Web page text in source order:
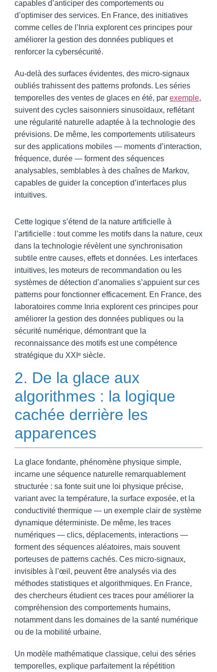
capables d’anticiper des comportements ou
d’optimiser des services. En France, des initiatives
comme celles de l’Inria explorent ces principes pour
améliorer la gestion des données publiques et
renforcer la cybersécurité.
Au-delà des surfaces évidentes, des micro-signaux
oubliés trahissent des patterns profonds. Les séries
temporelles des ventes de glaces en été, par exemple,
suivent des cycles saisonniers sinusoïdaux, reflétant
une régularité naturelle adaptée à la technologie des
prévisions. De même, les comportements utilisateurs
sur des applications mobiles — moments d’interaction,
fréquence, durée — forment des séquences
analysables, semblables à des chaînes de Markov,
capables de guider la conception d’interfaces plus
intuitives.
Cette logique s’étend de la nature artificielle à
l’artificielle : tout comme les motifs dans la nature, ceux
dans la technologie révèlent une synchronisation
subtile entre causes, effets et données. Les interfaces
intuitives, les moteurs de recommandation ou les
systèmes de détection d’anomalies s’appuient sur ces
patterns pour fonctionner efficacement. En France, des
laboratoires comme Inria explorent ces principes pour
améliorer la gestion des données publiques ou la
sécurité numérique, démontrant que la
reconnaissance des motifs est une compétence
stratégique du XXIᵉ siècle.
2. De la glace aux
algorithmes : la logique
cachée derrière les
apparences
La glace fondante, phénomène physique simple,
incarne une séquence naturelle remarquablement
structurée : sa fonte suit une loi physique précise,
variant avec la température, la surface exposée, et la
conductivité thermique — un exemple clair de système
dynamique déterministe. De même, les traces
numériques — clics, déplacements, interactions —
forment des séquences aléatoires, mais souvent
porteuses de patterns cachés. Ces micro-signaux,
invisibles à l’œil, peuvent être analysés via des
méthodes statistiques et algorithmiques. En France,
des chercheurs étudient ces traces pour améliorer la
compréhension des comportements humains,
notamment dans les domaines de la santé numérique
ou de la mobilité urbaine.
Un modèle mathématique classique, celui des séries
temporelles, explique parfaitement la répétition